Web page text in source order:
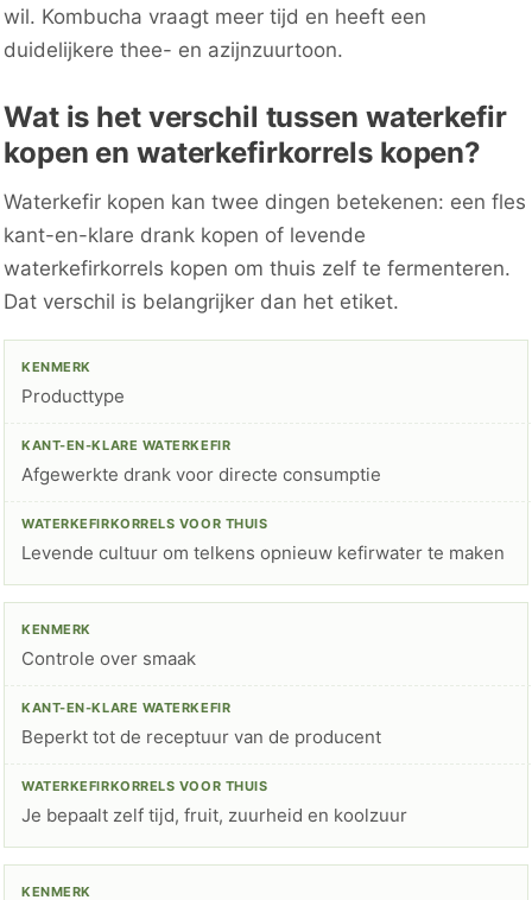
wil. Kombucha vraagt meer tijd en heeft een
duidelijkere thee- en azijnzuurtoon.
Wat is het verschil tussen waterkefir
kopen en waterkefirkorrels kopen?
Waterkefir kopen kan twee dingen betekenen: een fles
kant-en-klare drank kopen of levende
waterkefirkorrels kopen om thuis zelf te fermenteren.
Dat verschil is belangrijker dan het etiket.
Producttype
Afgewerkte drank voor directe consumptie
Levende cultuur om telkens opnieuw kefirwater te maken
Controle over smaak
Beperkt tot de receptuur van de producent
Je bepaalt zelf tijd, fruit, zuurheid en koolzuur